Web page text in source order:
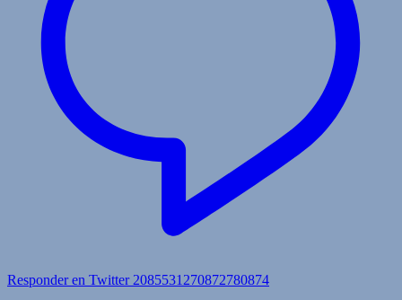
Responder en Twitter 2085531270872780874